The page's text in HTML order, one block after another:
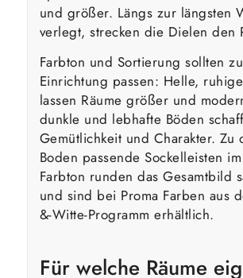
und größer. Längs zur längsten
verlegt, strecken die Dielen den
Farbton und Sortierung sollten
Einrichtung passen: Helle,
lassen Räume größer und
dunkle und lebhafte Böden
Gemütlichkeit und Charakter. Zu
Boden passende Sockelleisten
Farbton runden das Gesamtbild
und sind bei Proma Farben aus
&-Witte-Programm erhältlich.
Für welche Räume